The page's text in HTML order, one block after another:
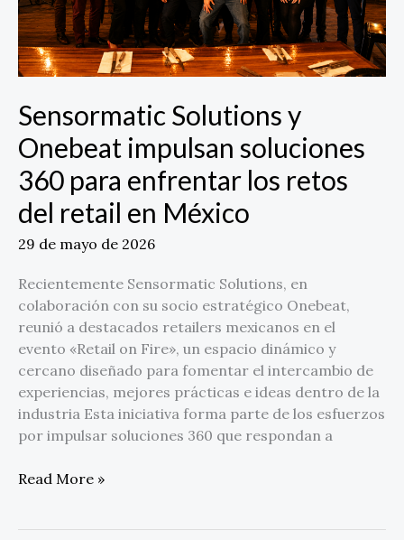
Sensormatic Solutions y
Onebeat impulsan soluciones
360 para enfrentar los retos
del retail en México
29 de mayo de 2026
Recientemente Sensormatic Solutions, en
colaboración con su socio estratégico Onebeat,
reunió a destacados retailers mexicanos en el
evento «Retail on Fire», un espacio dinámico y
cercano diseñado para fomentar el intercambio de
experiencias, mejores prácticas e ideas dentro de la
industria Esta iniciativa forma parte de los esfuerzos
por impulsar soluciones 360 que respondan a
enfrentar
los
retos
del
retail
en
México
Read More »